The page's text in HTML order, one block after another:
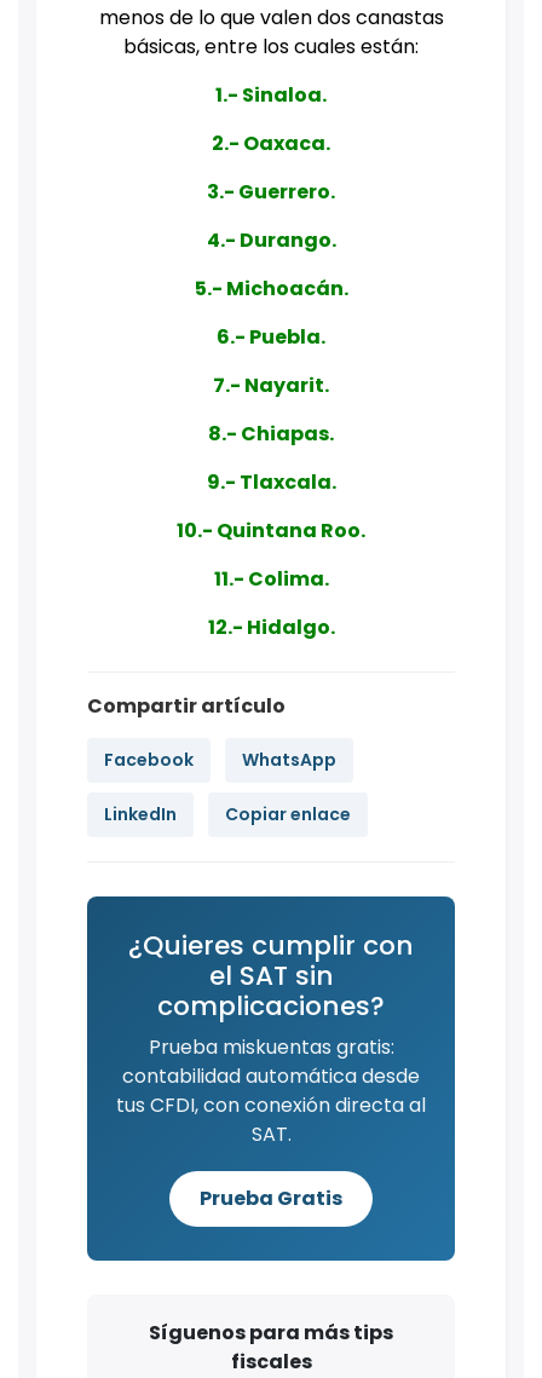
menos de lo que valen dos canastas
básicas, entre los cuales están:
1.- Sinaloa.
2.- Oaxaca.
3.- Guerrero.
4.- Durango.
5.- Michoacán.
6.- Puebla.
7.- Nayarit.
8.- Chiapas.
9.- Tlaxcala.
10.- Quintana Roo.
11.- Colima.
12.- Hidalgo.
Compartir artículo
Facebook WhatsApp
LinkedIn Copiar enlace
¿Quieres cumplir con
el SAT sin
complicaciones?
Prueba miskuentas gratis:
contabilidad automática desde
tus CFDI, con conexión directa al
SAT.
Prueba Gratis
Síguenos para más tips
fiscales